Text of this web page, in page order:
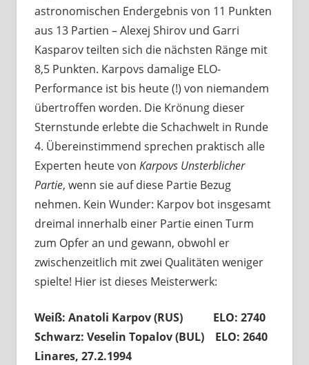
astronomischen Endergebnis von 11 Punkten
aus 13 Partien – Alexej Shirov und Garri
Kasparov teilten sich die nächsten Ränge mit
8,5 Punkten. Karpovs damalige ELO-
Performance ist bis heute (!) von niemandem
übertroffen worden. Die Krönung dieser
Sternstunde erlebte die Schachwelt in Runde
4. Übereinstimmend sprechen praktisch alle
Experten heute von Karpovs Unsterblicher
Partie, wenn sie auf diese Partie Bezug
nehmen. Kein Wunder: Karpov bot insgesamt
dreimal innerhalb einer Partie einen Turm
zum Opfer an und gewann, obwohl er
zwischenzeitlich mit zwei Qualitäten weniger
spielte! Hier ist dieses Meisterwerk:
Weiß: Anatoli Karpov (RUS) ELO: 2740
Schwarz: Veselin Topalov (BUL) ELO: 2640
Linares, 27.2.1994